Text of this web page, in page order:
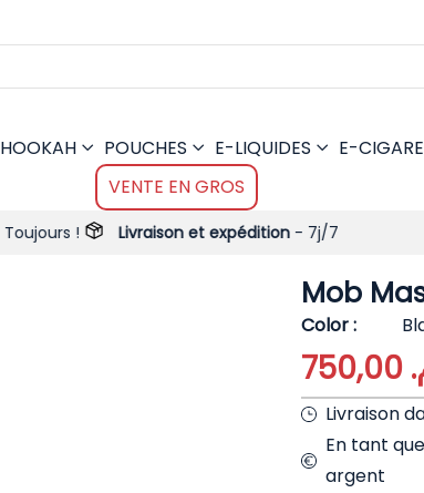
HOOKAH POUCHES E-LIQUIDES E-
VENTE EN GROS
Livraison et expédition- 7j/7
Mob
Color
750,00
Livraison
En tant
argent